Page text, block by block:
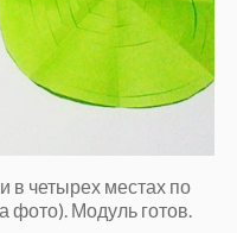
в четырех местах по
фото). Модуль готов.